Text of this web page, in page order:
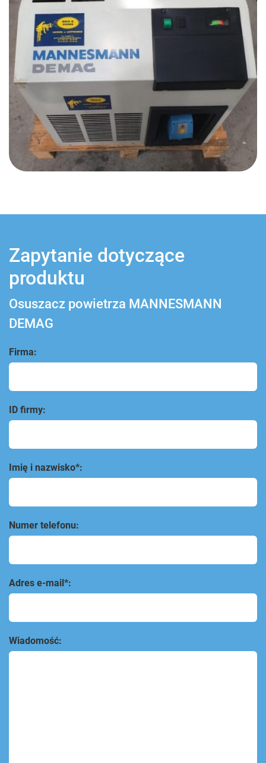
Zapytanie dotyczące
produktu
Osuszacz powietrza MANNESMANN
DEMAG
Firma:
ID firmy:
Imię i nazwisko*:
Numer telefonu:
Adres e-mail*:
Wiadomość: